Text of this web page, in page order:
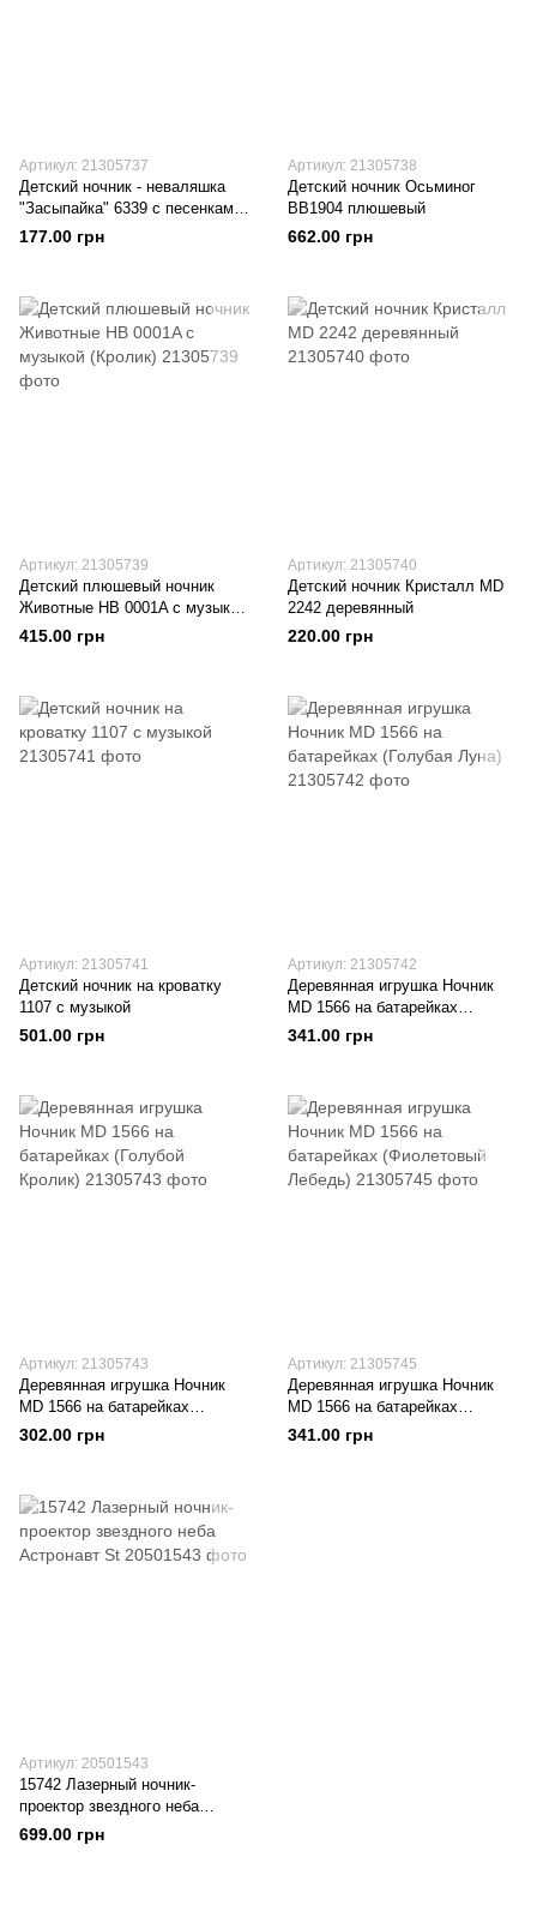
Артикул: 21305737
Детский ночник - неваляшка
"Засыпайка" 6339 с песенками
(Бегемот)
177.00 грн
Артикул: 21305738
Детский ночник Осьминог
BB1904 плюшевый
662.00 грн
Артикул: 21305739
Детский плюшевый ночник
Животные HB 0001A с музыкой
(Кролик)
415.00 грн
Артикул: 21305740
Детский ночник Кристалл MD
2242 деревянный
220.00 грн
Артикул: 21305741
Детский ночник на кроватку
1107 с музыкой
501.00 грн
Артикул: 21305742
Деревянная игрушка Ночник
MD 1566 на батарейках
(Голубая Луна)
341.00 грн
Артикул: 21305743
Деревянная игрушка Ночник
MD 1566 на батарейках
(Голубой Кролик)
302.00 грн
Артикул: 21305745
Деревянная игрушка Ночник
MD 1566 на батарейках
(Фиолетовый Лебедь)
341.00 грн
Артикул: 20501543
15742 Лазерный ночник-
проектор звездного неба
Астронавт St
699.00 грн